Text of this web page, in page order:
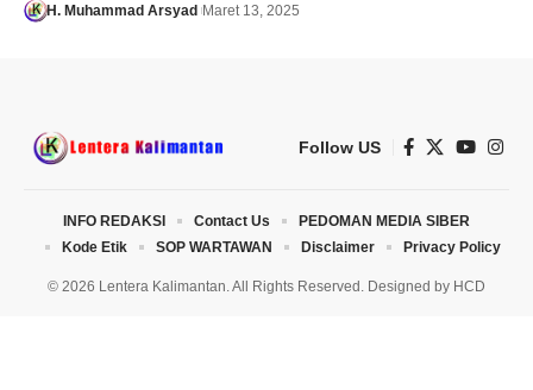
H. Muhammad Arsyad Maret 13, 2025
Follow US
© 2026 Lentera Kalimantan. All Rights Reserved. Designed by HCD
INFO REDAKSI Contact Us
PEDOMAN MEDIA SIBER
Kode Etik
SOP WARTAWAN Disclaimer Privacy Policy